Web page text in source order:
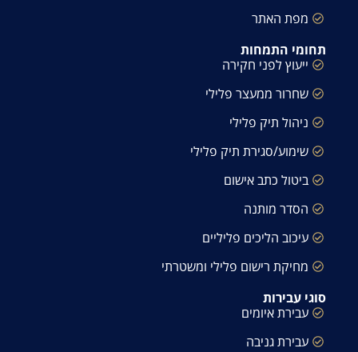
מפת האתר
תחומי התמחות
ייעוץ לפני חקירה
שחרור ממעצר פלילי
ניהול תיק פלילי
שימוע/סגירת תיק פלילי
ביטול כתב אישום
הסדר מותנה
עיכוב הליכים פליליים
מחיקת רישום פלילי ומשטרתי
סוגי עבירות
עבירת איומים
עבירת גניבה